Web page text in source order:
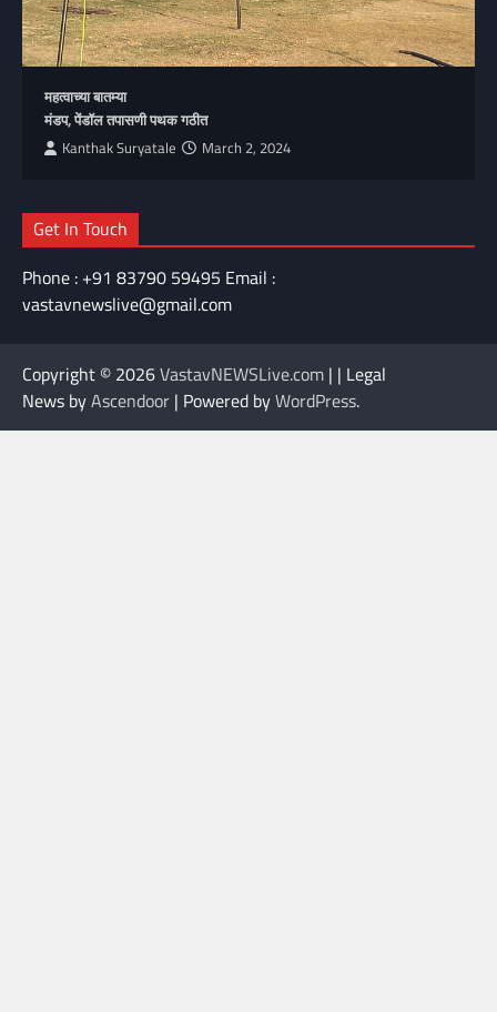
महत्वाच्या बातम्या
मंडप, पेंडॉल तपासणी पथक गठीत
Kanthak Suryatale March 2, 2024
Get In Touch
Phone : +91 83790 59495 Email :
vastavnewslive@gmail.com
Copyright © 2026VastavNEWSLive.com | | Legal
News byAscendoor | Powered byWordPress.